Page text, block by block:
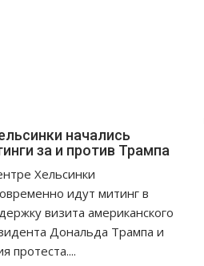
начались
за и против Трампа
Хельсинки
идут митинг в
визита американского
Дональда Трампа и
протеста....